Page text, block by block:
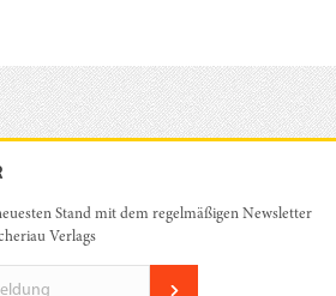
Stand mit dem regelmäßigen Newsletter
Verlags